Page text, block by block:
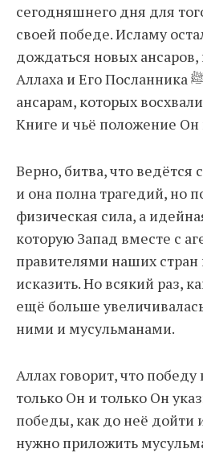
сегодняшнего дня для
своей победе. Исламу
дождаться новых
Аллаха и Его Посланника ﷺ, подобных первым
ансарам, которых
Книге и чьё положение Он
Верно, битва, что ведётся
и она полна трагедий, но
физическая сила, а
которую Запад вместе с
правителями наших стран
исказить. Но всякий раз,
ещё больше
ними и мусульманами.
Аллах говорит, что победу
только Он и только Он
победы, как до неё дойти
нужно приложить